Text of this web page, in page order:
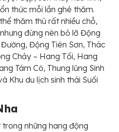
thức mỗi lần ghé thăm.
thăm thú rất nhiều chỗ,
đừng nên bỏ lỡ Động
Động Tiên Sơn, Thác
Chảy – Hang Tối, Hang
Tám Cô, Thung lũng Sinh
Khu du lịch sinh thái Suối
những hang động